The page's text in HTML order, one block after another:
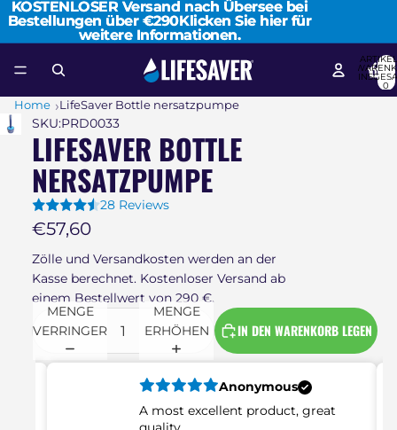
KOSTENLOSER Versand nach Übersee bei
Bestellungen über €290Klicken Sie hier für
weitere Informationen.
KOSTENLOSER Versand nach Übersee bei
Bestellungen über €290Klicken Sie hier für
weitere Informationen.
0
Home LifeSaver Bottle nersatzpumpe
SKU:PRD0033
LIFESAVER BOTTLE
NERSATZPUMPE
28 Reviews
€57,60
Zölle und Versandkosten werden an der
Kasse berechnet. Kostenloser Versand ab
einem Bestellwert von 290 €.
MENGE
VERRINGERN
MENGE
ERHÖHEN
IN DEN WARENKORB LEGEN
Anonymous
A most excellent product, great